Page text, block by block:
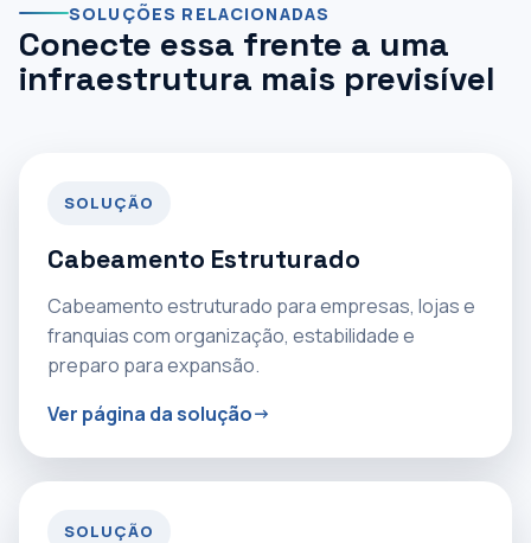
SOLUÇÕES RELACIONADAS
Conecte essa frente a uma
infraestrutura mais previsível
SOLUÇÃO
Cabeamento Estruturado
Cabeamento estruturado para empresas, lojas e
franquias com organização, estabilidade e
preparo para expansão.
Ver página da solução
SOLUÇÃO